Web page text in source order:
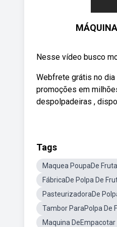
Nesse vídeo busco
Webfrete grátis no
promoções em
despolpadeiras ,
Tags
Maquea PoupaDe Fruta
FábricaDe Polpa De
PasteurizadoraDe
Tambor ParaPolpa De
Maquina DeEmpacotar